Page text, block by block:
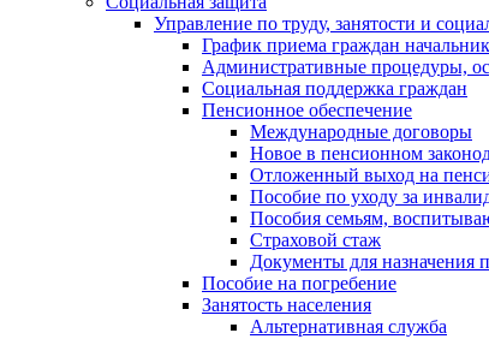
Управление по труду, занятости и
График приема граждан
Административные процедуры,
Социальная поддержка граждан
Пенсионное обеспечение
Международные договоры
Новое в пенсионном
Отложенный выход на
Пособие по уходу за
Пособия семьям,
Страховой стаж
Документы для назначения
Пособие на погребение
Занятость населения
Альтернативная служба